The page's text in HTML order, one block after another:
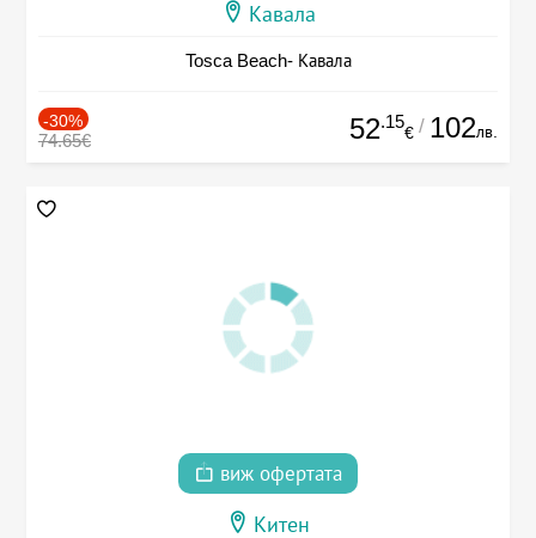
Кавала
Tosca Beach- Кавала
-30%
74.65€ 52.15
€ / 102лв.
виж офертата
Китен